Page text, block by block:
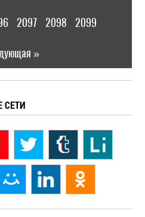
2097 2098 2099
»
СЕТИ